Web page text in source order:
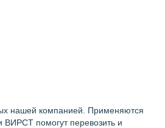
нашей компанией. Применяются
ВИРСТ помогут перевозить и